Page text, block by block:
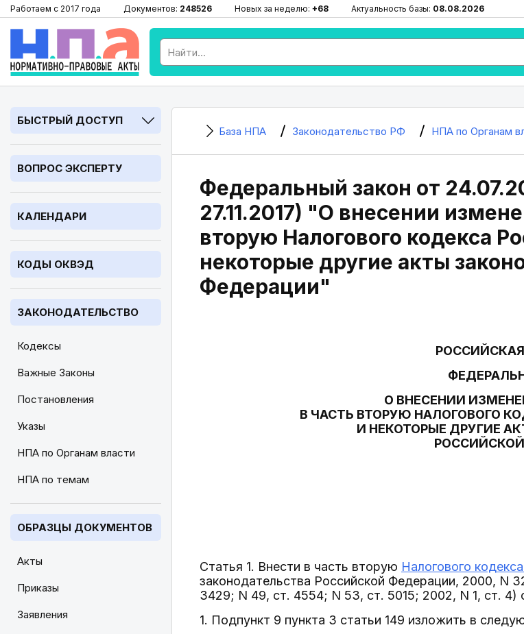
Работаем с 2017 года Документов: 248526 Новых за неделю: +68 Актуальность базы: 08.08.2026
БЫСТРЫЙ ДОСТУП
ВОПРОС ЭКСПЕРТУ
КАЛЕНДАРИ
КОДЫ ОКВЭД
ЗАКОНОДАТЕЛЬСТВО
Кодексы
Важные Законы
Постановления
Указы
НПА по Органам власти
НПА по темам
ОБРАЗЦЫ ДОКУМЕНТОВ
Акты
Приказы
Заявления
База НПА Законодательство РФ НПА по Органам
Федеральный закон от
27.11.2017) "О внесении
вторую Налогового кодекса
некоторые другие акты
Федерации"
О ВНЕСЕНИИ
В ЧАСТЬ ВТОРУЮ НАЛОГОВОГО
И НЕКОТОРЫЕ ДРУГИЕ
Статья 1. Внести в часть вторую Налогового
законодательства Российской Федерации, 2000, N
3429; N 49, ст. 4554; N 53, ст. 5015; 2002, N 1, ст.
1. Подпункт 9 пункта 3 статьи 149 изложить в